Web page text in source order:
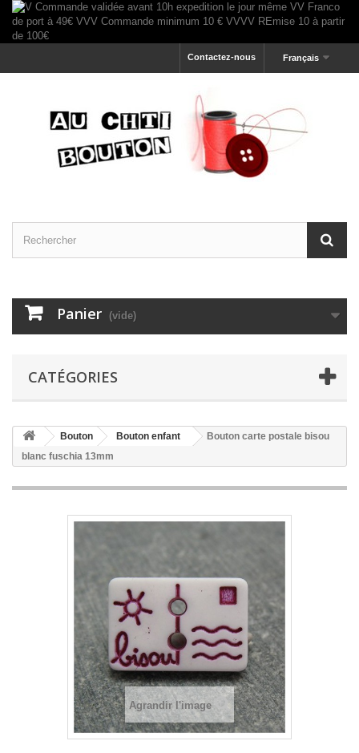
Français
Contactez-nous
Panier (vide)
CATÉGORIES
Bouton Bouton enfant
Bouton carte postale bisou
blanc fuschia 13mm
Agrandir l'image